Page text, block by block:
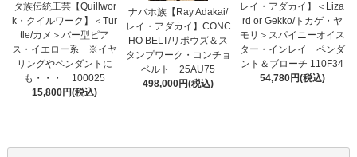
タ族伝統工芸【Quillwor
k・クイルワーク】＜Tur
tle/カメ＞バー型ピア
ス・イエロー系 ※イヤ
リングやペンダントに
も・・・ 100025
15,800円(税込)
ナバホ族【Ray Adakai/
レイ・アダカイ】CONC
HO BELT/リポウズ＆ス
タンプワーク・コンチョ
ベルト 25AU75
498,000円(税込)
レイ・アダカイ】＜Liza
rd or Gekko/トカゲ・ヤ
モリ＞スパイニーオイス
ター・インレイ ペンダ
ント＆ブローチ 110F34
54,780円(税込)